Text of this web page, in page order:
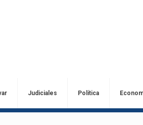
Judiciales Política